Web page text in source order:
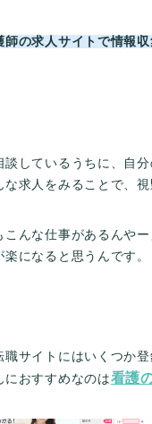
師の求人サイトで情報
談しているうちに、自
求人をみることで、視
こんな仕事があるんや
になると思うんです。
職サイトにはいくつか
におすすめなのは看護